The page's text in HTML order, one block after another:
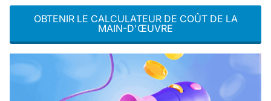
OBTENIR LE CALCULATEUR DE COÛT DE LA
MAIN-D'ŒUVRE